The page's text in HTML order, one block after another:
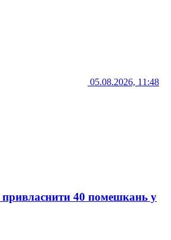
05.08.2026, 11:48
40 помешкань у